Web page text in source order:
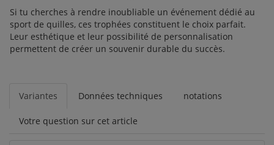
Si tu cherches à rendre inoubliable un événement dédié au
sport de quilles, ces trophées constituent le choix parfait.
Leur esthétique et leur possibilité de personnalisation
permettent de créer un souvenir durable du succès.
Variantes Données techniques notations
Votre question sur cet article